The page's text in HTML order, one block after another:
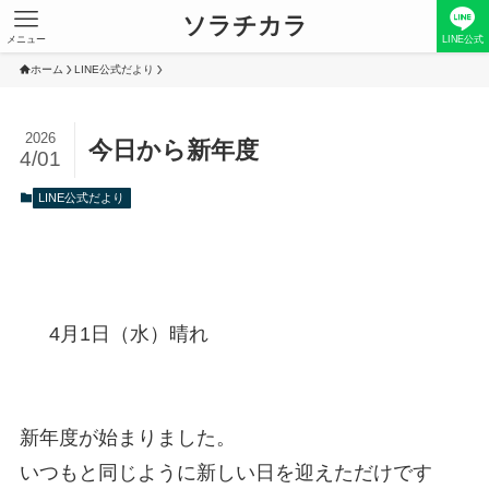
ソラチカラ LINE公式
メニュー
ホーム LINE公式だより
今日から新年度
2026
4/01
LINE公式だより
4月1日（水）晴れ
新年度が始まりました。
いつもと同じように新しい日を迎えただけです